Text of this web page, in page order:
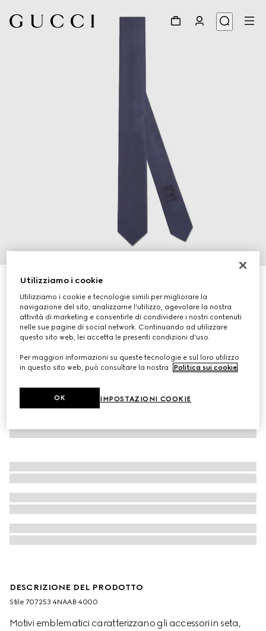
Cravatta in seta con dettaglio Doppia G
CHF 170
Varianteblu scuro
DESCRIZIONE DEL PRODOTTO
Stile ‎707253 4NAAB 4000
Motivi emblematici caratterizzano gli accessori in seta,
Utilizziamo i cookie
Utilizziamo i cookie e tecnologie simili per migliorare la
navigazione del sito, analizzarne l'utilizzo, agevolare la nostra
attività di marketing e consentirle di condividere i nostri contenuti
nelle sue pagine di social network. Continuando ad utilizzare
questo sito web, lei accetta le presenti condizioni d'uso.
Per maggiori informazioni su queste tecnologie e sul loro utilizzo
in questo sito web, può consultare la nostra
Politica sui cookie.
IMPOSTAZIONI COOKIE
OK